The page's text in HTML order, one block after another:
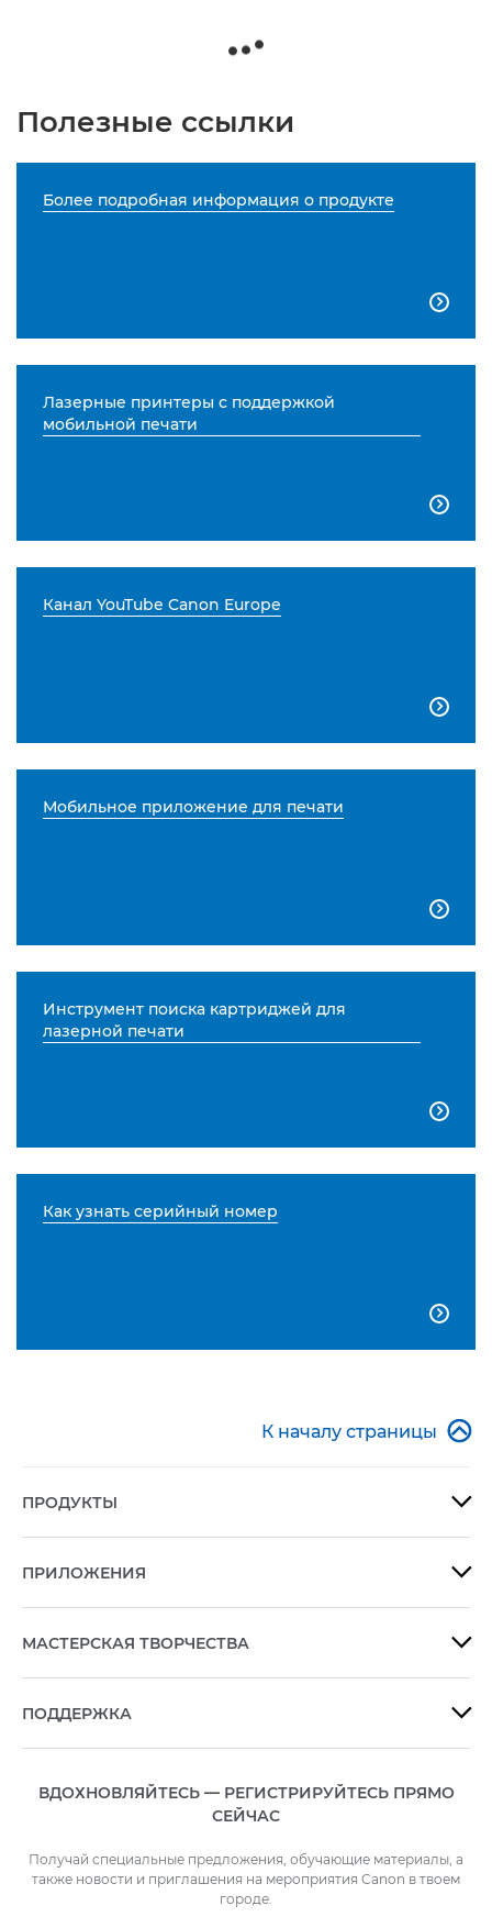
Полезные ссылки
Более подробная информация о продукте

Лазерные принтеры с поддержкой
мобильной печати

Канал YouTube Canon Europe

Мобильное приложение для печати

Инструмент поиска картриджей для
лазерной печати

Как узнать серийный номер

К началу страницы 
ПРОДУКТЫ 
ПРИЛОЖЕНИЯ 
МАСТЕРСКАЯ ТВОРЧЕСТВА 
ПОДДЕРЖКА 
ВДОХНОВЛЯЙТЕСЬ — РЕГИСТРИРУЙТЕСЬ ПРЯМО
СЕЙЧАС
Получай специальные предложения, обучающие материалы, а
также новости и приглашения на мероприятия Canon в твоем
городе.